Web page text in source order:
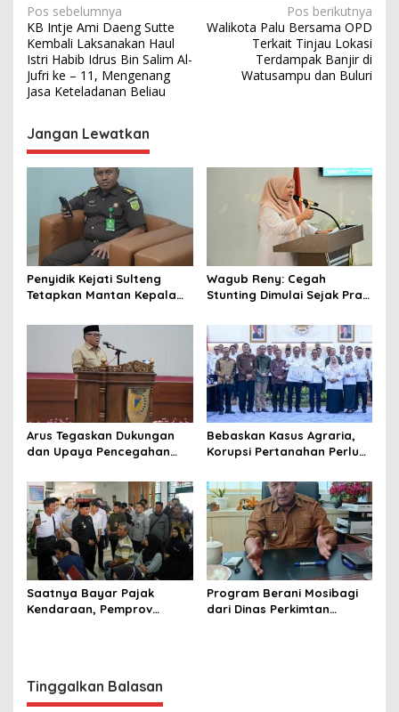
N
a
v
i
a
s
p
o
s
Pos sebelumnya
KB Intje Ami Daeng Sutte
Kembali Laksanakan Haul
Istri Habib Idrus Bin Salim Al-
Jufri ke – 11, Mengenang
Jasa Keteladanan Beliau
Pos berikutnya
Walikota Palu Bersama OPD
Terkait Tinjau Lokasi
Terdampak Banjir di
Watusampu dan Buluri
Jangan Lewatkan
Penyidik Kejati Sulteng
Tetapkan Mantan Kepala
Donggala Sebagai
Tersangka Dugaan Korupsi
Pemungutan Pajak
Pertambangan
Wagub Reny: Cegah
Stunting Dimulai Sejak Pra
Tombak di Masyarakat
Arus Tegaskan Dukungan
dan Upaya Pencegahan
Korupsi
Bebaskan Kasus Agraria,
Korupsi Pertanahan Perlu
Gandeng KPK-ATR/BPN
Saatnya Bayar Pajak
Kendaraan, Pemprov
Program Berani Mosibagi
dari Dinas Perkimtan
Tinggalkan Balasan